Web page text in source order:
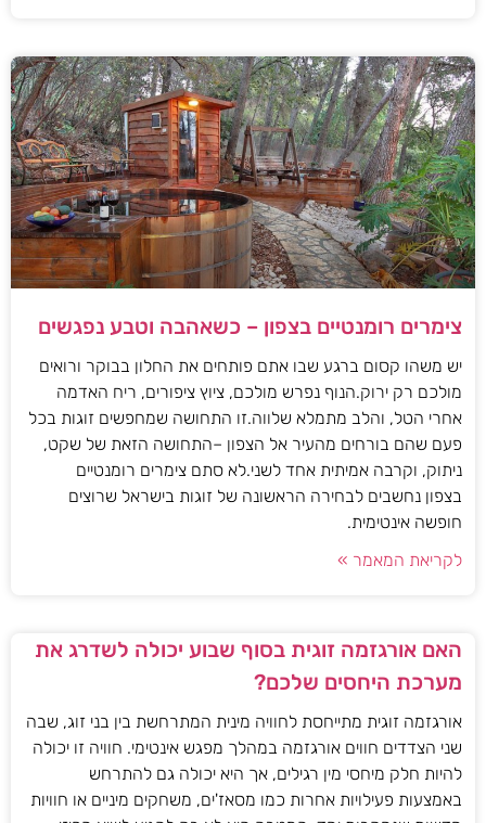
צימרים רומנטיים בצפון – כשאהבה וטבע נפגשים
יש משהו קסום ברגע שבו אתם פותחים את החלון בבוקר ורואים
מולכם רק ירוק.הנוף נפרש מולכם, ציוץ ציפורים, ריח האדמה
אחרי הטל, והלב מתמלא שלווה.זו התחושה שמחפשים זוגות בכל
פעם שהם בורחים מהעיר אל הצפון –התחושה הזאת של שקט,
ניתוק, וקרבה אמיתית אחד לשני.לא סתם צימרים רומנטיים
בצפון נחשבים לבחירה הראשונה של זוגות בישראל שרוצים
חופשה אינטימית.
לקריאת המאמר »
האם אורגזמה זוגית בסוף שבוע יכולה לשדרג את
מערכת היחסים שלכם?
אורגזמה זוגית מתייחסת לחוויה מינית המתרחשת בין בני זוג, שבה
שני הצדדים חווים אורגזמה במהלך מפגש אינטימי. חוויה זו יכולה
להיות חלק מיחסי מין רגילים, אך היא יכולה גם להתרחש
באמצעות פעילויות אחרות כמו מסאז'ים, משחקים מיניים או חוויות